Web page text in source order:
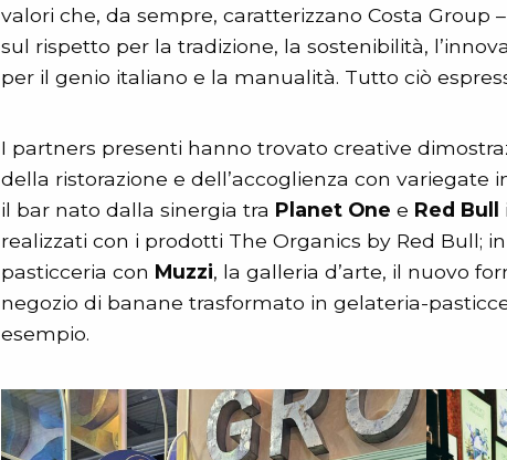
valori che, da sempre, caratterizzano Costa Group
sul rispetto per la tradizione, la sostenibilità,
per il genio italiano e la manualità. Tutto ciò
I partners presenti hanno trovato creative
della ristorazione e dell’accoglienza con variegate
il bar nato dalla sinergia tra Planet One e Red Bull
realizzati con i prodotti The Organics by Red Bull;
pasticceria con Muzzi, la galleria d’arte, il nuovo
negozio di banane trasformato in gelateria-
esempio.